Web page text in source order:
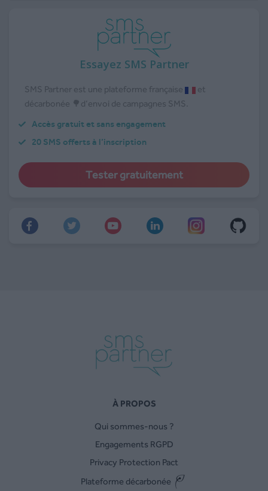
Essayez SMS Partner
SMS Partner est une plateforme française
et
décarbonée 🌳d’envoi de campagnes SMS.
Accès gratuit et sans engagement
20 SMS offerts à l’inscription
Tester gratuitement
À PROPOS
Qui sommes-nous ?
Engagements RGPD
Privacy Protection Pact
Plateforme décarbonée